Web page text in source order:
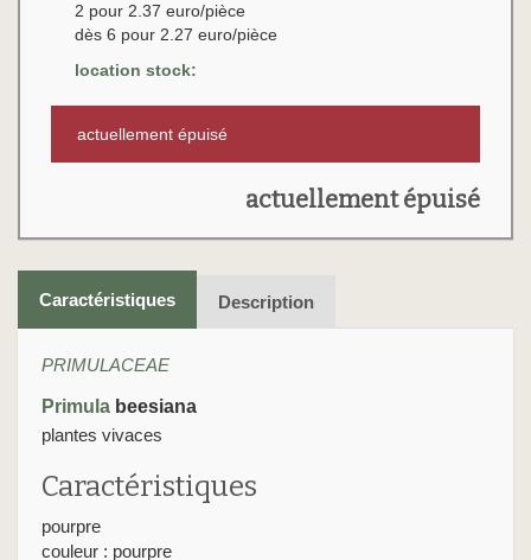
2 pour 2.37 euro/pièce
dès 6 pour 2.27 euro/pièce
location stock:
actuellement épuisé
actuellement épuisé
Caractéristiques Description
PRIMULACEAE
Primula beesiana
plantes vivaces
Caractéristiques
pourpre
couleur : pourpre